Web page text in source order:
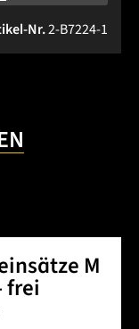
Nr.2-B7224-1
M
frei